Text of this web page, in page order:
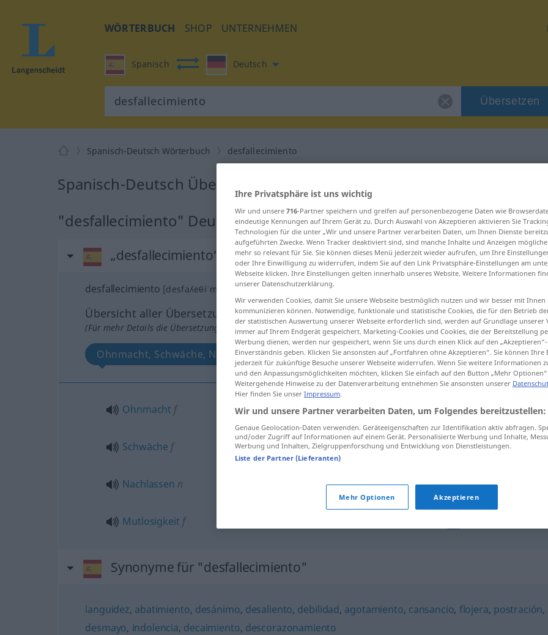
WÖRTERBUCH SHOP UNTERNEHMEN
Spanisch Deutsch
Übersetzen
Spanisch-Deutsch Wörterbuch desfallecimiento
Spanisch-Deutsch Übersetzung für "desfallecimiento"
"desfallecimiento" Deutsch Übersetzung
„desfallecimiento“ : masculino
desfallecimiento [desfaʎeθiˈmĭento]m
Übersicht aller Übersetzungen
(Für mehr Details die Übersetzung anklicken/antippen)
Ohnmacht, Schwäche, Nachlassen, Mutlosigkeit
Ohnmacht f desfallecimiento(≈ desmayo)
Schwäche f desfallecimiento(≈ debilidad)
Nachlassen n desfallecimientode fuerzas
Mutlosigkeit f
Synonyme für "desfallecimiento"
languidez, abatimiento, desánimo, desaliento, debilidad, agotamiento, cansancio, flojera, postración,
desmayo, indolencia, decaimiento, descorazonamiento
Ihre Privatsphäre ist uns wichtig
Wir und unsere 716-Partner speichern und greifen auf personenbezogene Daten wie
eindeutige Kennungen auf Ihrem Gerät zu. Durch Auswahl von Akzeptieren aktivieren Sie
Technologien für die unter „Wir und unsere Partner verarbeiten Daten, um Ihnen Dienste
aufgeführten Zwecke. Wenn Tracker deaktiviert sind, sind manche Inhalte und Anzeigen
mehr so relevant für Sie. Sie können dieses Menü jederzeit wieder aufrufen, um Ihre
oder Ihre Einwilligung zu widerrufen, indem Sie auf den Link Privatsphäre-Einstellungen am
Webseite klicken. Ihre Einstellungen gelten innerhalb unseres Website. Weitere Informationen
unserer Datenschutzerklärung.
Wir verwenden Cookies, damit Sie unsere Webseite bestmöglich nutzen und wir besser mit Ihnen
kommunizieren können. Notwendige, funktionale und statistische Cookies, die für den Betrieb
der statistischen Auswertung unserer Webseite erforderlich sind, werden auf Grundlage unserer
immer auf Ihrem Endgerät gespeichert. Marketing-Cookies und Cookies, die der Bereitstellung
Werbung dienen, werden nur gespeichert, wenn Sie uns durch einen Klick auf den
Einverständnis geben. Klicken Sie ansonsten auf „Fortfahren ohne Akzeptieren“. Sie können
jederzeit für zukünftige Besuche unserer Webseite widerrufen. Wenn Sie weitere Informationen
und den Anpassungsmöglichkeiten möchten, klicken Sie einfach auf den Button „Mehr
Weitergehende Hinweise zu der Datenverarbeitung entnehmen Sie ansonsten unserer
Hier finden Sie unser Impressum.
Wir und unsere Partner verarbeiten Daten, um Folgendes bereitzustellen:
Genaue Geolocation-Daten verwenden. Geräteeigenschaften zur Identifikation aktiv abfragen.
und/oder Zugriff auf Informationen auf einem Gerät. Personalisierte Werbung und Inhalte,
Werbung und Inhalten, Zielgruppenforschung und Entwicklung von Dienstleistungen.
Liste der Partner (Lieferanten)
Mehr Optionen Akzeptieren